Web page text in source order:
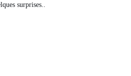
surprises..